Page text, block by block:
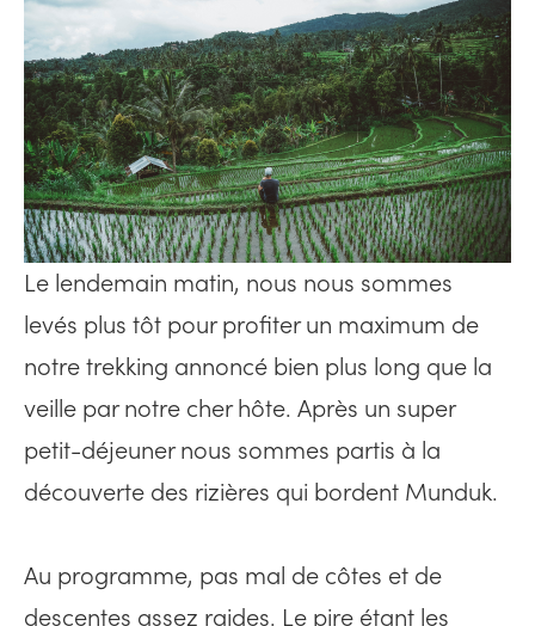
Le lendemain matin, nous nous sommes
levés plus tôt pour profiter un maximum de
notre trekking annoncé bien plus long que la
veille par notre cher hôte. Après un super
petit-déjeuner nous sommes partis à la
découverte des rizières qui bordent Munduk.
Au programme, pas mal de côtes et de
descentes assez raides. Le pire étant les